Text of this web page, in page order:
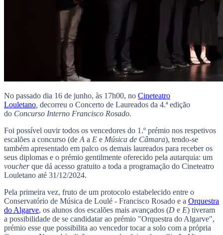
No passado dia 16 de junho, às 17h00, no Cineteatro
Louletano, decorreu o Concerto de Laureados da 4.ª edição
do Concurso Interno Francisco Rosado.
Foi possível ouvir todos os vencedores do 1.º prémio nos respetivos
escalões a concurso (deA a E e Música de Câmara), tendo-se
também apresentado em palco os demais laureados para receber os
seus diplomas e o prémio gentilmente oferecido pela autarquia: um
voucherque dá acesso gratuito a toda a programação do Cineteatro
Louletano até 31/12/2024.
Pela primeira vez, fruto de um protocolo estabelecido entre o
Conservatório de Música de Loulé - Francisco Rosado e a Orquestra
do Algarve, os alunos dos escalões mais avançados (D e E) tiveram
a possibilidade de se candidatar ao prémio "Orquestra do Algarve",
prémio esse que possibilita ao vencedor tocar a solo com a própria